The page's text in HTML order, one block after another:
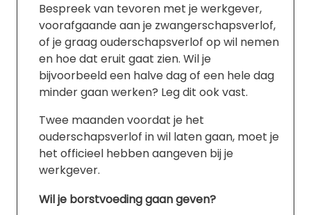
Bespreek van tevoren met je werkgever,
voorafgaande aan je zwangerschapsverlof,
of je graag ouderschapsverlof op wil nemen
en hoe dat eruit gaat zien. Wil je
bijvoorbeeld een halve dag of een hele dag
minder gaan werken? Leg dit ook vast.
Twee maanden voordat je het
ouderschapsverlof in wil laten gaan, moet je
het officieel hebben aangeven bij je
werkgever.
Wil je borstvoeding gaan geven?